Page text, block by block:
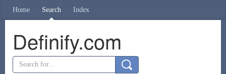
Home Search Index
Definify.com